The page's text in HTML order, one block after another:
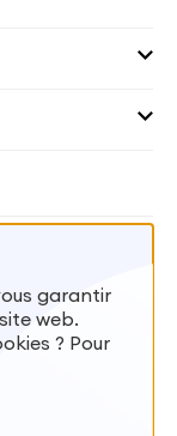
aux
garantir
web.
? Pour